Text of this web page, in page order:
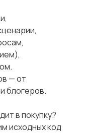
— от
блогеров.
в покупку?
исходных код